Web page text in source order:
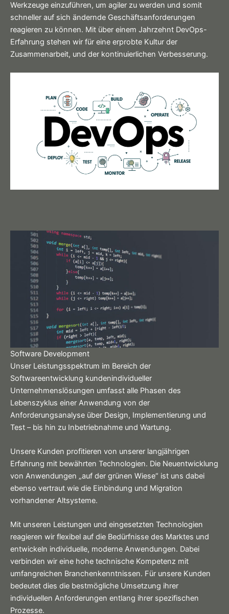
Werkzeuge einzuführen, um agiler zu werden und somit
schneller auf sich ändernde Geschäftsanforderungen
reagieren zu können. Mit über einem Jahrzehnt DevOps-
Erfahrung stehen wir für eine erprobte Kultur der
Zusammenarbeit, und der kontinuierlichen Verbesserung.
Software Development
Unser Leistungsspektrum im Bereich der
Softwareentwicklung kundenindividueller
Unternehmenslösungen umfasst alle Phasen des
Lebenszyklus einer Anwendung von der
Anforderungsanalyse über Design, Implementierung und
Test – bis hin zu Inbetriebnahme und Wartung.
Unsere Kunden profitieren von unserer langjährigen
Erfahrung mit bewährten Technologien. Die Neuentwicklung
von Anwendungen „auf der grünen Wiese“ ist uns dabei
ebenso vertraut wie die Einbindung und Migration
vorhandener Altsysteme.
Mit unseren Leistungen und eingesetzten Technologien
reagieren wir flexibel auf die Bedürfnisse des Marktes und
entwickeln individuelle, moderne Anwendungen. Dabei
verbinden wir eine hohe technische Kompetenz mit
umfangreichen Branchenkenntnissen. Für unsere Kunden
bedeutet dies die bestmögliche Umsetzung ihrer
individuellen Anforderungen entlang ihrer spezifischen
Prozesse.